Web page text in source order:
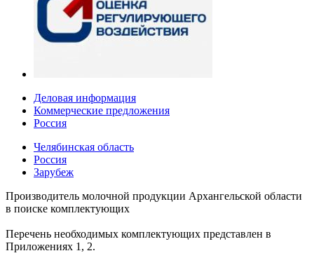
Деловая информация
Коммерческие предложения
Россия
Челябинская область
Россия
Зарубеж
Производитель молочной продукции Архангельской области
в поиске комплектующих
Перечень необходимых комплектующих представлен в
Приложениях 1, 2.